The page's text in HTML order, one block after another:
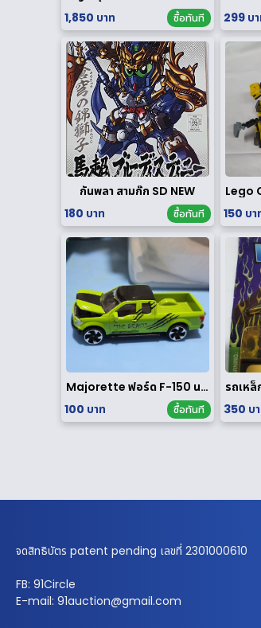
1,850 บาท
ซื้อทันที
299 บ
กันพลา สามก๊ก SD NEW
180 บาท
ซื้อทันที
150 บา
Majorette ฟอร์ด F-150 นอกแพค
100 บาท
ซื้อทันที
350 บ
จดสิทธิบัตร patent pending เลขที่ 2301000610
FB: 91Circle
E-mail: 91auction@gmail.com